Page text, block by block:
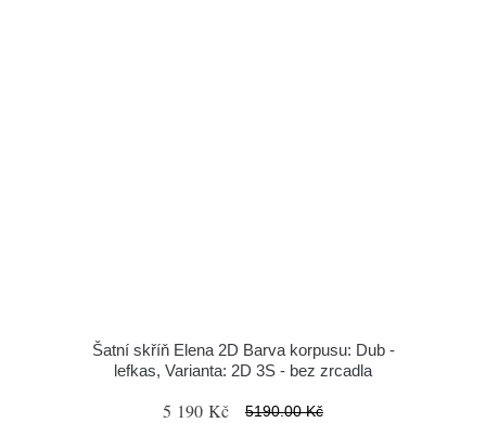
Šatní skříň Elena 2D Barva korpusu: Dub -
lefkas, Varianta: 2D 3S - bez zrcadla
5 190 Kč 5190.00 Kč